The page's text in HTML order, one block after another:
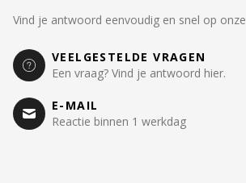
Vind je antwoord eenvoudig en snel op onze
VEELGESTELDE VRAGEN
Een vraag? Vind je antwoord hier.
E-MAIL
Reactie binnen 1 werkdag